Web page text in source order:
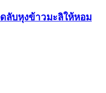
ลับหุงข้าวมะลิให้หอม